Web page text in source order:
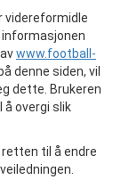
videreformidle
www.football-
denne siden, vil
dette. Brukeren
å overgi slik
til å endre